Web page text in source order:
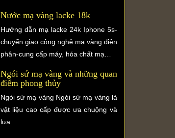
Nước mạ vàng lacke 18k
Hướng dẫn mạ lacke 24k Iphone 5s-
chuyển giao công nghệ mạ vàng điện
phân-cung cấp máy, hóa chất mạ…
Ngói sứ mạ vàng và những quan
điểm phong thủy
Ngói sứ mạ vàng Ngói sứ mạ vàng là
vật liệu cao cấp được ưa chuộng và
lựa…